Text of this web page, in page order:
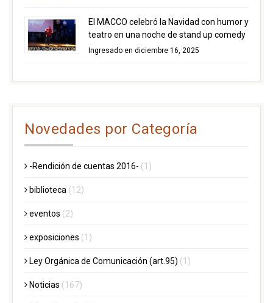
El MACCO celebró la Navidad con humor y
teatro en una noche de stand up comedy
Ingresado en diciembre 16, 2025
Novedades por Categoría
-Rendición de cuentas 2016- (1)
biblioteca (12)
eventos (2)
exposiciones (1)
Ley Orgánica de Comunicación (art.95) (1)
Noticias (167)